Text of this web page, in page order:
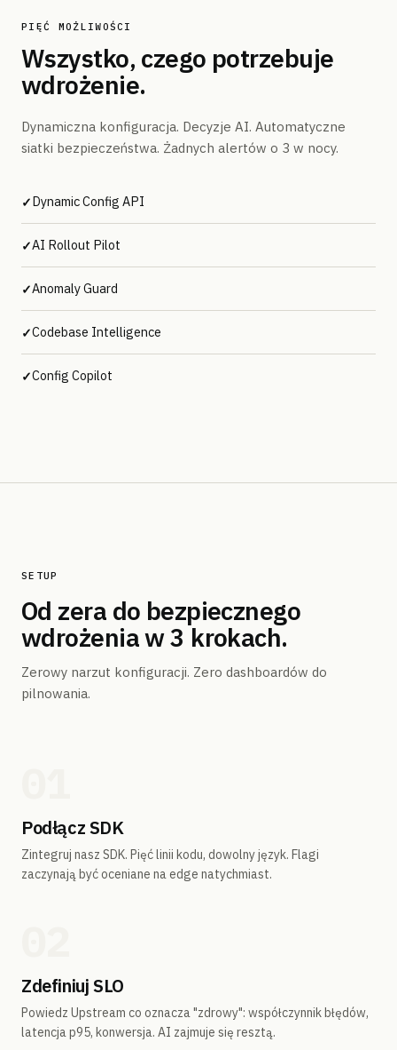
PIĘĆ MOŻLIWOŚCI
Wszystko, czego potrzebuje
wdrożenie.
Dynamiczna konfiguracja. Decyzje AI. Automatyczne
siatki bezpieczeństwa. Żadnych alertów o 3 w nocy.
✓Dynamic Config API
✓AI Rollout Pilot
✓Anomaly Guard
✓Codebase Intelligence
✓Config Copilot
SETUP
Od zera do bezpiecznego
wdrożenia w 3 krokach.
Zerowy narzut konfiguracji. Zero dashboardów do
pilnowania.
Podłącz SDK
Zintegruj nasz SDK. Pięć linii kodu, dowolny język. Flagi
zaczynają być oceniane na edge natychmiast.
Zdefiniuj SLO
Powiedz Upstream co oznacza "zdrowy": współczynnik błędów,
latencja p95, konwersja. AI zajmuje się resztą.